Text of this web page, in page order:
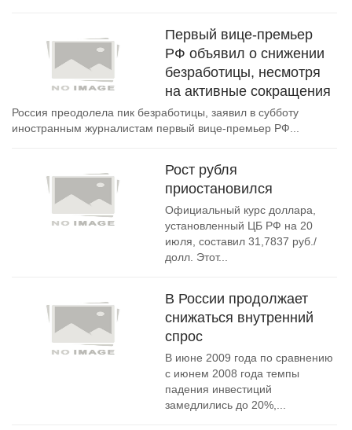
Первый вице-премьер
РФ объявил о снижении
безработицы, несмотря
на активные сокращения
Россия преодолела пик безработицы, заявил в субботу
иностранным журналистам первый вице-премьер РФ...
Рост рубля
приостановился
Официальный курс доллара,
установленный ЦБ РФ на 20
июля, составил 31,7837 руб./
долл. Этот...
В России продолжает
снижаться внутренний
спрос
В июне 2009 года по сравнению
с июнем 2008 года темпы
падения инвестиций
замедлились до 20%,...